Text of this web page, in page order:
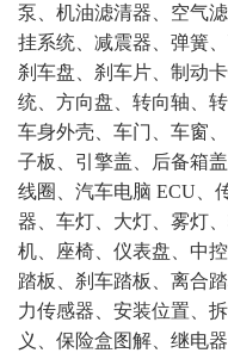
泵、机油滤清器、空气
挂系统、减震器、弹簧
刹车盘、刹车片、制动
统、方向盘、转向轴、
车身外壳、车门、车窗
子板、引擎盖、后备箱
线圈、汽车电脑 ECU、
器、车灯、大灯、雾灯
机、座椅、仪表盘、中
踏板、刹车踏板、离合
力传感器、安装位置、
义、保险盒图解、继电